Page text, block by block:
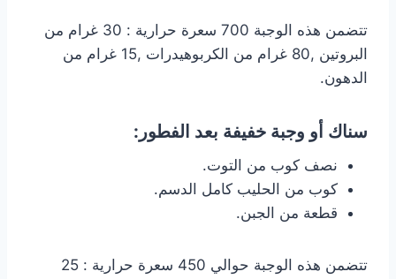
تتضمن هذه الوجبة 700 سعرة حرارية : 30 غرام من
البروتين ,80 غرام من الكربوهيدرات ,15 غرام من
الدهون.
سناك أو وجبة خفيفة بعد الفطور:
نصف كوب من التوت.
كوب من الحليب كامل الدسم.
قطعة من الجبن.
تتضمن هذه الوجبة حوالي 450 سعرة حرارية : 25